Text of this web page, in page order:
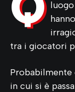
tra i giocatori
Probabilmente
in cui si è